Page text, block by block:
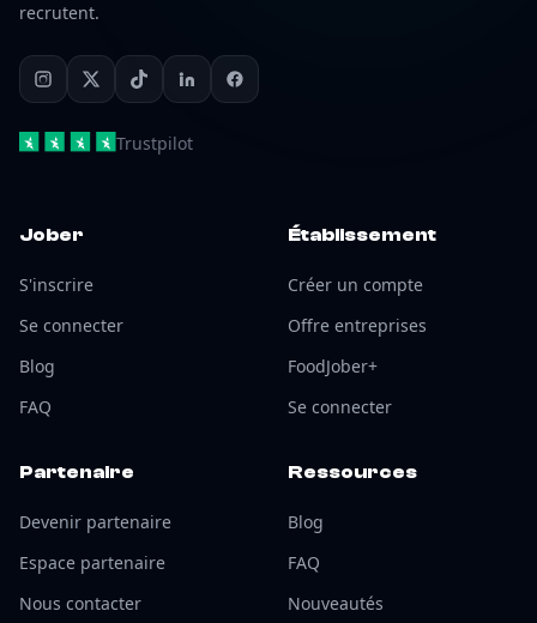
recrutent.
Trustpilot
Jober
S'inscrire
Se connecter
Blog
FAQ
Établissement
Créer un compte
Offre entreprises
FoodJober+
Se connecter
Partenaire
Devenir partenaire
Espace partenaire
Nous contacter
Ressources
Blog
FAQ
Nouveautés